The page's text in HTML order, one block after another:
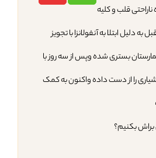
ناراحتی قلب و کلیه
دلیل ابتلا به آنفولانزا با تجویز
بستری شده وپس از سه روز با
را از دست داده واکنون به کمک
براش بکنیم؟